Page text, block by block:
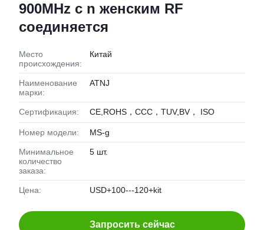
900MHz с n женским RF
соединяется
Место
происхождения:
Китай
Наименование
марки:
ATNJ
Сертификация: CE,ROHS，CCC，TUV,BV， ISO
Номер модели: MS-g
Минимальное
количество
заказа:
5 шт.
Цена: USD+100---120+kit
Запросить сейчас